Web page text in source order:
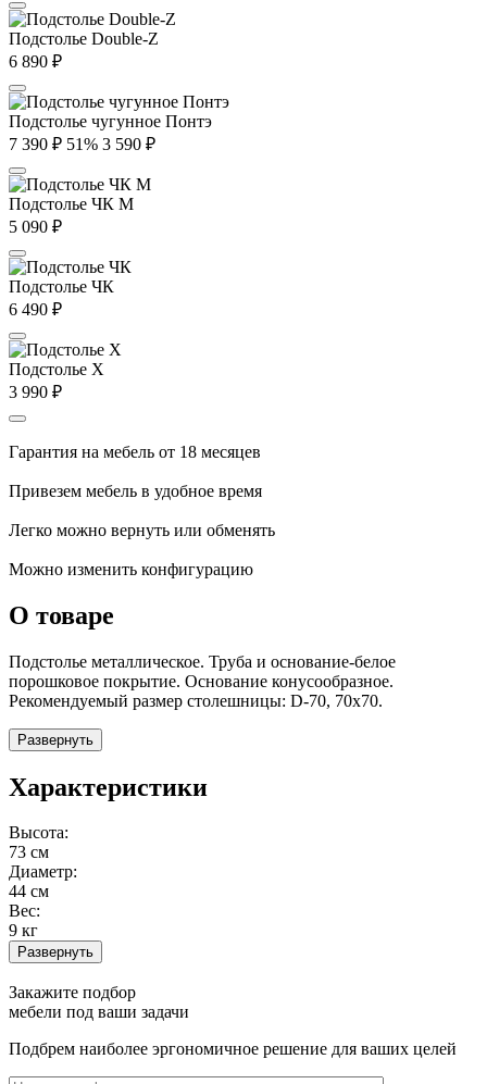
Подстолье Double-Z
6 890 ₽
Подстолье чугунное Понтэ
7 390 ₽ 51% 3 590 ₽
Подстолье ЧК М
5 090 ₽
Подстолье ЧК
6 490 ₽
Подстолье X
3 990 ₽
Гарантия на мебель от 18 месяцев
Привезем мебель в удобное время
Легко можно вернуть или обменять
Можно изменить конфигурацию
О товаре
Подстолье металлическое. Труба и основание-белое
порошковое покрытие. Основание конусообразное.
Рекомендуемый размер столешницы: D-70, 70х70.
Развернуть
Характеристики
Высота:
73 см
Диаметр:
44 см
Вес:
9 кг
Развернуть
Закажите подбор
мебели под ваши задачи
Подбрем наиболее эргономичное решение для ваших целей